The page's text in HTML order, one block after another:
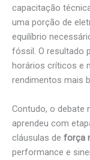
capacitação
uma porção de
equilíbrio
fóssil. O resultado
horários críticos e
rendimentos mais
Contudo, o debate
aprendeu com
cláusulas de força
performance e